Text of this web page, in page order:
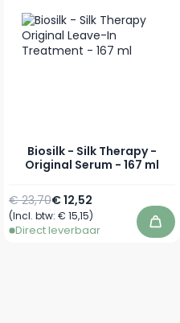
Biosilk - Silk Therapy -
Original Serum - 167 ml
Speciale prijs
€ 12,52
Normale prijs
€ 23,70
(Incl. btw: € 15,15)
Direct leverbaar In